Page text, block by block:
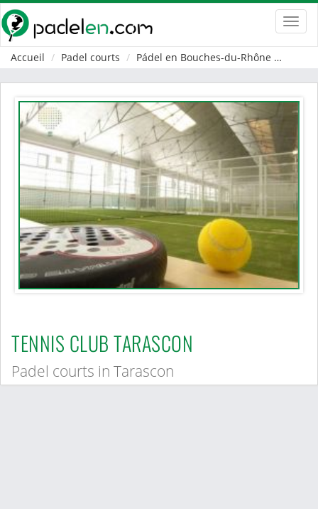
Accueil
Padel courts Pádel en Bouches-du-Rhône
TENNIS CLUB TARASCON
Padel courts in Tarascon